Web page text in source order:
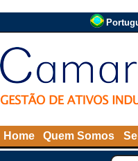
Home Quem Somos